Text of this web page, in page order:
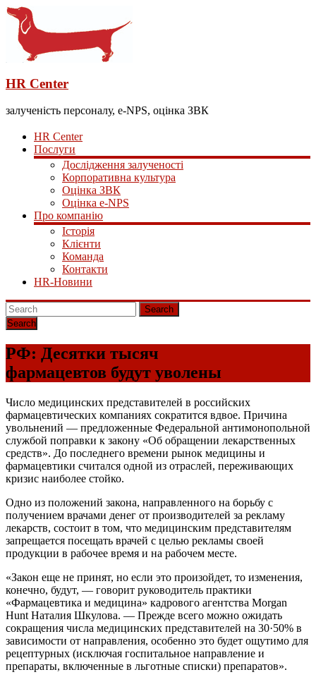
HR Center
залученість персоналу, e-NPS, оцінка ЗВК
HR Center
Послуги
Дослідження залученості
Корпоративна культура
Оцінка ЗВК
Оцінка e-NPS
Про компанію
Історія
Клієнти
Команда
Контакти
HR-Новини
Search
РФ: Десятки тысяч
фармацевтов будут уволены
Число медицинских представителей в российских
фармацевтических компаниях сократится вдвое. Причина
увольнений — предложенные Федеральной антимонопольной
службой поправки к закону «Об обращении лекарственных
средств». До последнего времени рынок медицины и
фармацевтики считался одной из отраслей, переживающих
кризис наиболее стойко.
Одно из положений закона, направленного на борьбу с
получением врачами денег от производителей за рекламу
лекарств, состоит в том, что медицинским представителям
запрещается посещать врачей с целью рекламы своей
продукции в рабочее время и на рабочем месте.
«Закон еще не принят, но если это произойдет, то изменения,
конечно, будут, — говорит руководитель практики
«Фармацевтика и медицина» кадрового агентства Morgan
Hunt Наталия Шкулова. — Прежде всего можно ожидать
сокращения числа медицинских представителей на 30·50% в
зависимости от направления, особенно это будет ощутимо для
рецептурных (исключая госпитальное направление и
препараты, включенные в льготные списки) препаратов».